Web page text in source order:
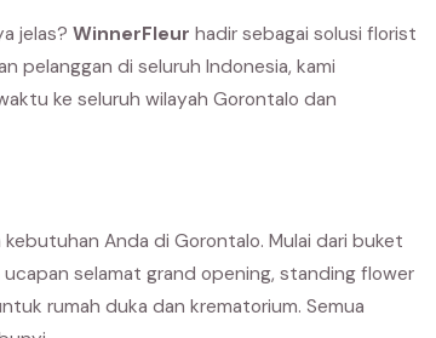
jelas? WinnerFleur hadir sebagai solusi florist
pelanggan di seluruh Indonesia, kami
ke seluruh wilayah Gorontalo dan
Anda di Gorontalo. Mulai dari buket
selamat grand opening, standing flower
rumah duka dan krematorium. Semua